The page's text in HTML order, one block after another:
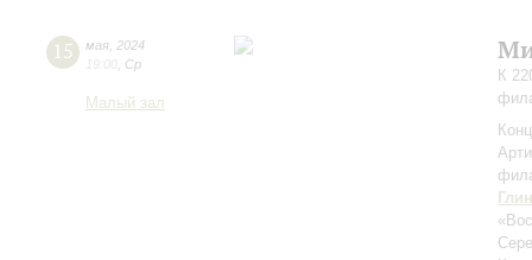
15 мая 2024
19:00 Ср
Малый зал
К